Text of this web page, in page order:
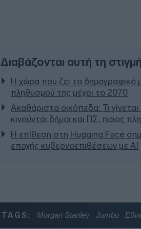
Διαβάζονται αυτή τη στιγμή
Η χώρα που ζει το δημογραφικό
πληθυσμού της μέχρι το 2070
Ακαθάριστα οικόπεδα: Τι
κινούνται δήμοι και ΠΣ, ποιος
Η επίθεση στη Hugging Face
εποχής κυβερνοεπιθέσεων με AI
TAGS: Morgan Stanley Jumbo